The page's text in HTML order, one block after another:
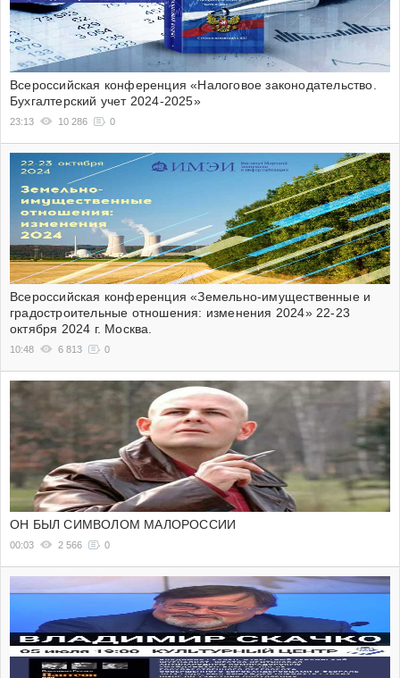
Всероссийская конференция «Налоговое законодательство.
Бухгалтерский учет 2024-2025»
23:13 10 286 0
Всероссийская конференция «Земельно-имущественные и
градостроительные отношения: изменения 2024» 22-23
октября 2024 г. Москва.
10:48 6 813 0
ОН БЫЛ СИМВОЛОМ МАЛОРОССИИ
00:03 2 566 0